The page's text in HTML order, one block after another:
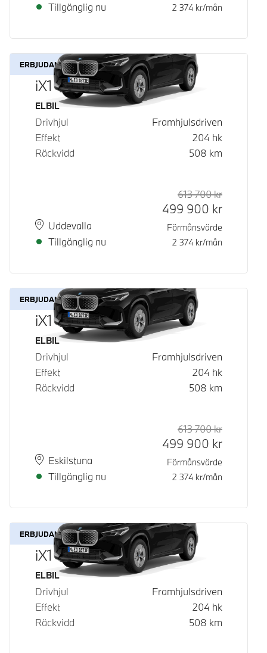
Tillgänglig nu
2 374 kr/mån
ERBJUDANDE
iX1 eDrive20
Bränsle
ELBIL
Drivhjul
Framhjulsdriven
Effekt
204 hk
Räckvidd
508 km
PlatsUddevalla
Leveranstid
Tillgänglig nu
Rek. ord
613 700kr
499 900 kr
Förmånsvärde
2 374 kr/mån
ERBJUDANDE
iX1 eDrive20
Bränsle
ELBIL
Drivhjul
Framhjulsdriven
Effekt
204 hk
Räckvidd
508 km
PlatsEskilstuna
Leveranstid
Tillgänglig nu
Rek. ord
613 700kr
499 900 kr
Förmånsvärde
2 374 kr/mån
ERBJUDANDE
iX1 eDrive20
Bränsle
ELBIL
Drivhjul
Framhjulsdriven
Effekt
204 hk
Räckvidd
508 km